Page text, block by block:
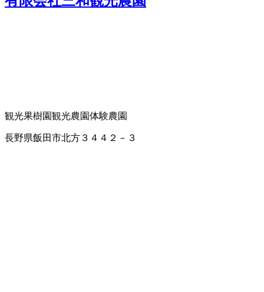
観光果樹園観光農園体験農園
長野県飯田市北方３４４２－３